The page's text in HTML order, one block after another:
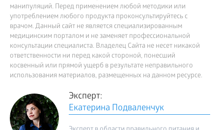
манипуляций. Перед применением любой методики или
употреблением любого продукта проконсультируйтесь с
врачом. Данный сайт не является специализированным
медицинским порталом и не заменяет профессиональной
консультации специалиста. Владелец Сайта не несет никакой
ответственности ни перед какой стороной, понесший
косвенный или прямой ущерб в результате неправильного
использования материалов, размещенных на данном ресурсе.
Эксперт:
Екатерина Подваленчук